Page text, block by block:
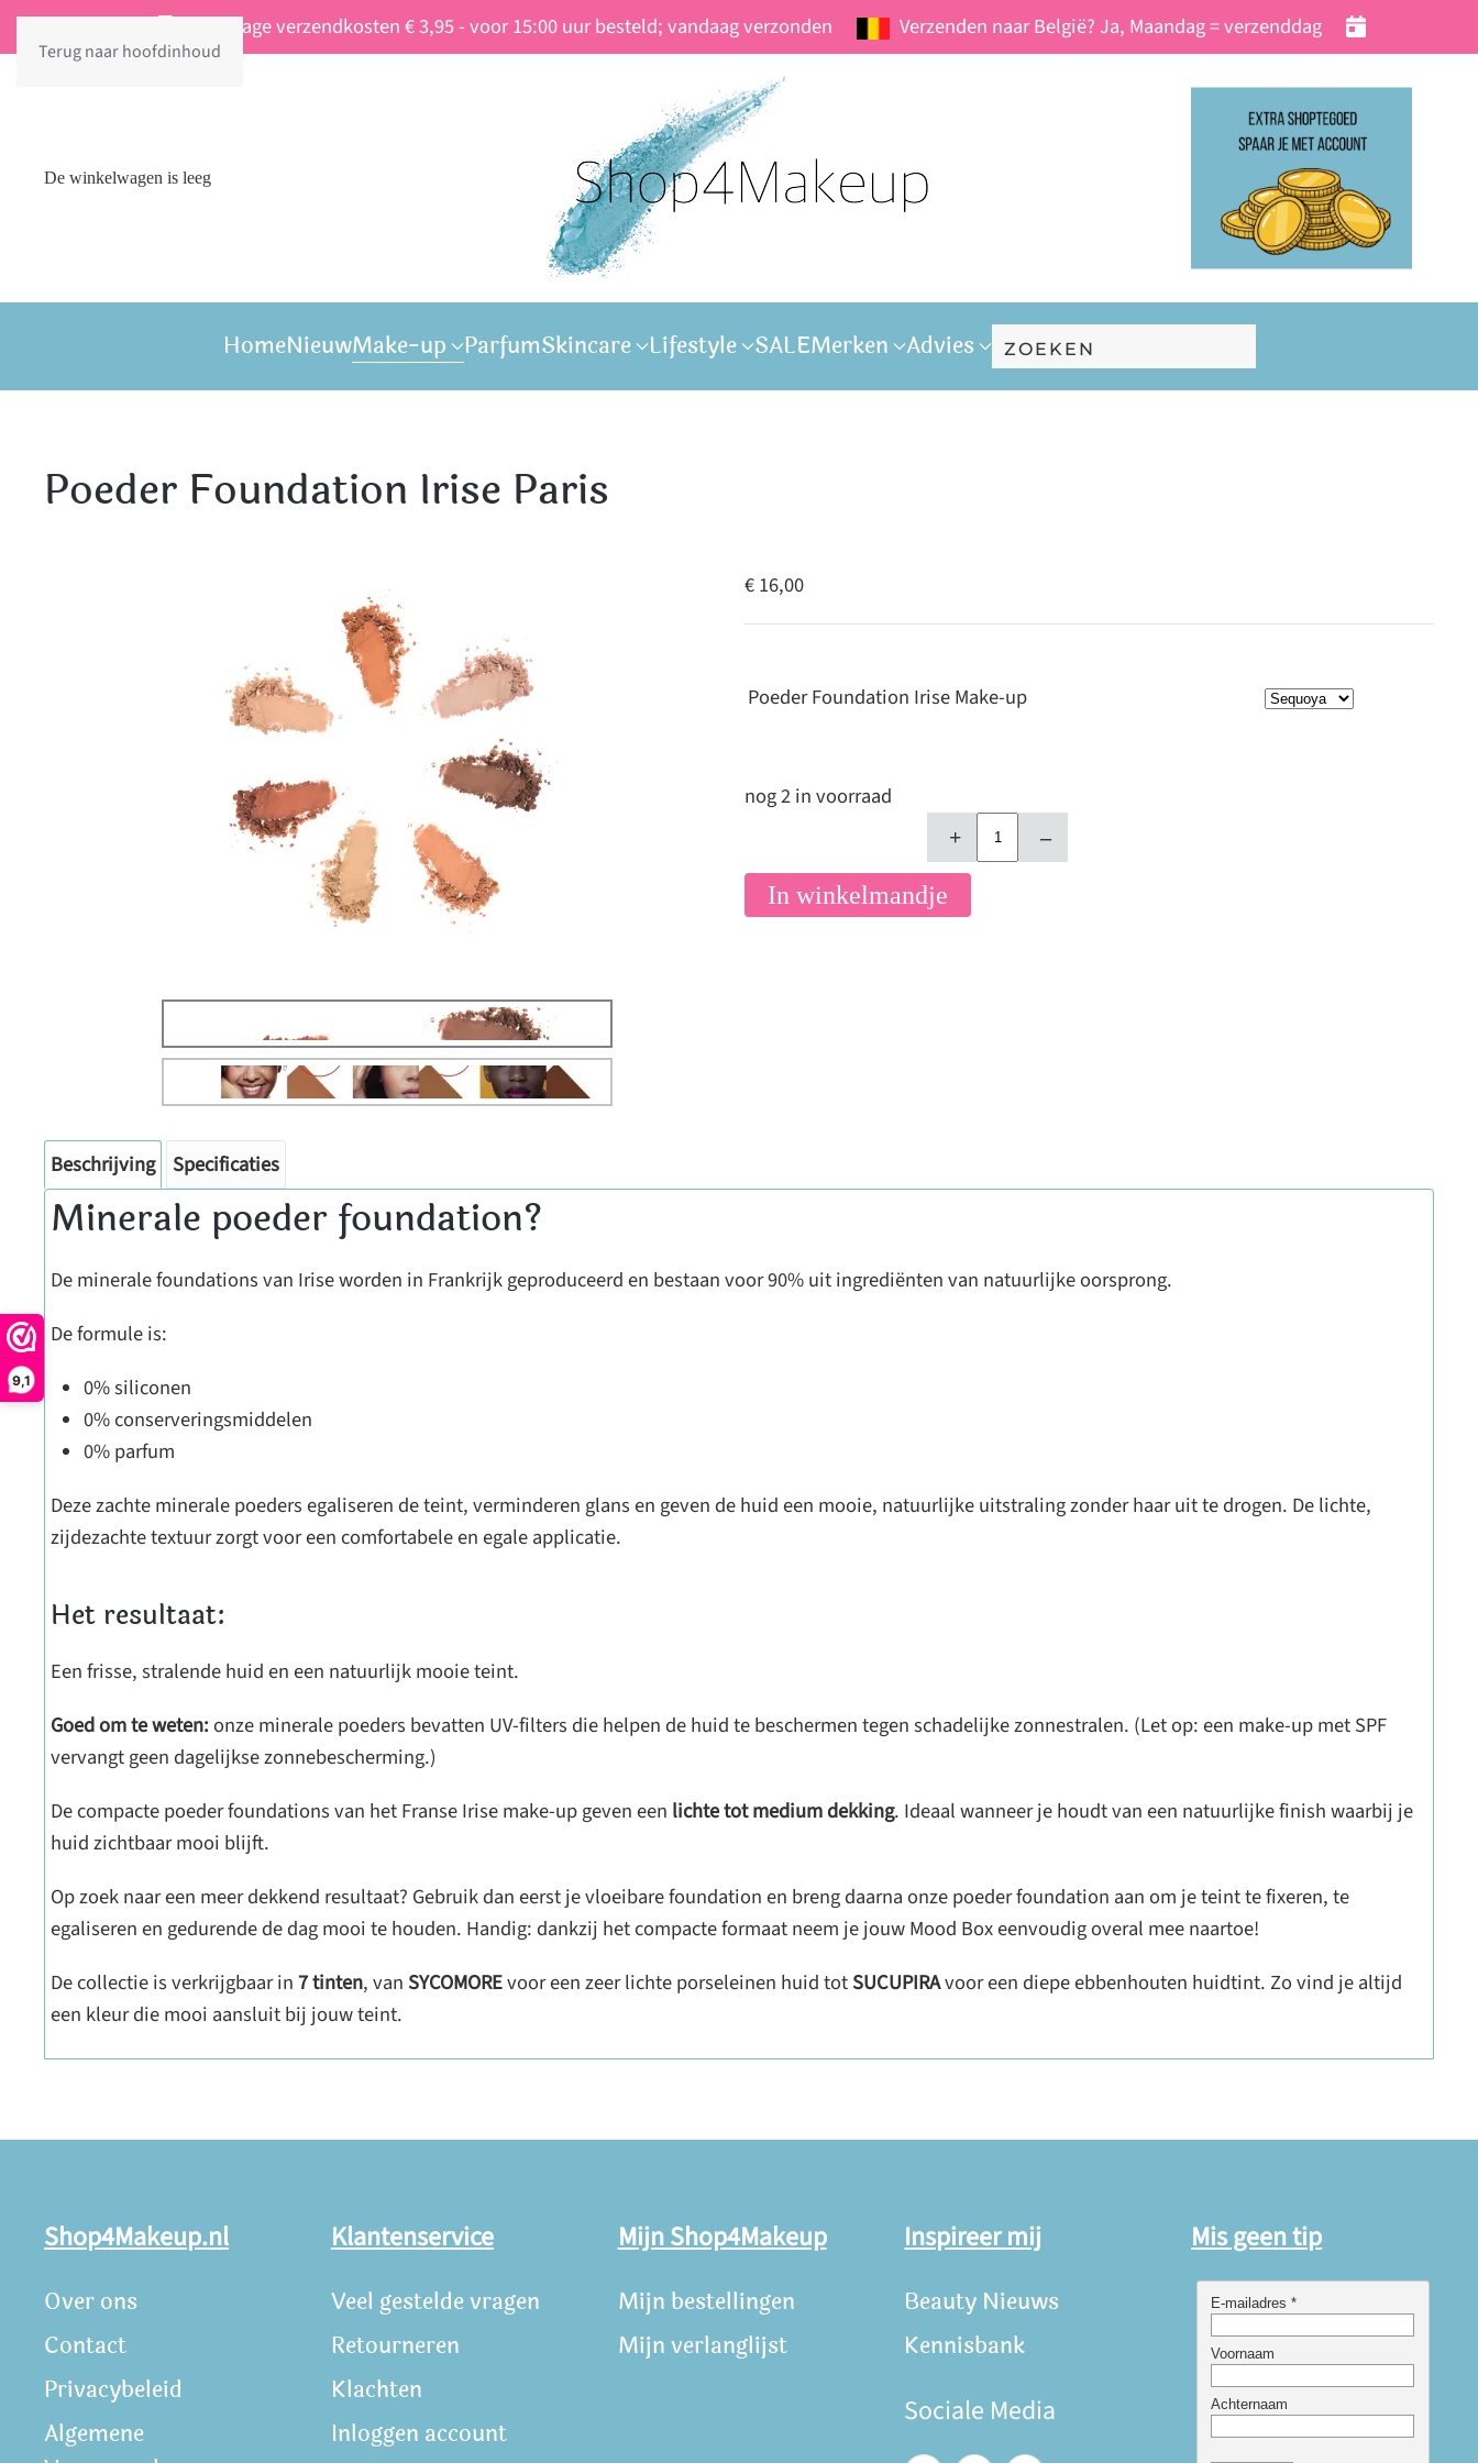
9,1
Terug naar hoofdinhoud
Vaste lage verzendkosten € 3,95 - voor 15:00 uur besteld; vandaag verzonden Verzenden naar België? Ja, Maandag = verzenddag
De winkelwagen is leeg
HomeNieuwMake-up ParfumSkincare Lifestyle SALEMerken Advies
Poeder Foundation Irise Paris
€ 16,00
Poeder Foundation Irise Make-up
nog 2 in voorraad
+ –
In winkelmandje
Beschrijving Specificaties
Minerale poeder foundation?
De minerale foundations van Irise worden in Frankrijk geproduceerd en bestaan voor 90% uit ingrediënten van natuurlijke oorsprong.
De formule is:
0% siliconen
0% conserveringsmiddelen
0% parfum
Deze zachte minerale poeders egaliseren de teint, verminderen glans en geven de huid een mooie, natuurlijke uitstraling zonder haar uit te drogen. De lichte,
zijdezachte textuur zorgt voor een comfortabele en egale applicatie.
Het resultaat:
Een frisse, stralende huid en een natuurlijk mooie teint.
Goed om te weten:onze minerale poeders bevatten UV-filters die helpen de huid te beschermen tegen schadelijke zonnestralen. (Let op: een make-up met SPF
vervangt geen dagelijkse zonnebescherming.)
De compacte poeder foundations van het Franse Irise make-up geven een lichte tot medium dekking. Ideaal wanneer je houdt van een natuurlijke finish waarbij je
huid zichtbaar mooi blijft.
Op zoek naar een meer dekkend resultaat? Gebruik dan eerst je vloeibare foundation en breng daarna onze poeder foundation aan om je teint te fixeren, te
egaliseren en gedurende de dag mooi te houden. Handig: dankzij het compacte formaat neem je jouw Mood Box eenvoudig overal mee naartoe!
De collectie is verkrijgbaar in7 tinten, van SYCOMOREvoor een zeer lichte porseleinen huid totSUCUPIRAvoor een diepe ebbenhouten huidtint. Zo vind je altijd
een kleur die mooi aansluit bij jouw teint.
Shop4Makeup.nl
Over ons
Contact
Privacybeleid
Algemene
Klantenservice
Veel gestelde vragen
Retourneren
Klachten
Inloggen account
Mijn Shop4Makeup
Mijn bestellingen
Mijn verlanglijst
Inspireer mij
Beauty Nieuws
Kennisbank
Sociale Media
Mis geen tip